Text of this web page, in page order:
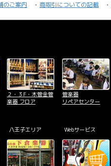
のご案内 商取引についての記載
２・３F・木管金管
楽器 フロア
管楽器
リペアセンター
八王子エリア Webサービス